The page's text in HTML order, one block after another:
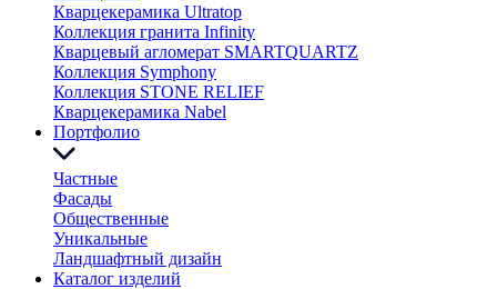
Кварцекерамика Ultratop
Коллекция гранита Infinity
Кварцевый агломерат SMARTQUARTZ
Коллекция Symphony
Коллекция STONE RELIEF
Кварцекерамика Nabel
Портфолио
Частные
Фасады
Общественные
Уникальные
Ландшафтный дизайн
Каталог изделий